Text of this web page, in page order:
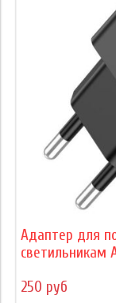
Адаптер для
светильникам
250 руб